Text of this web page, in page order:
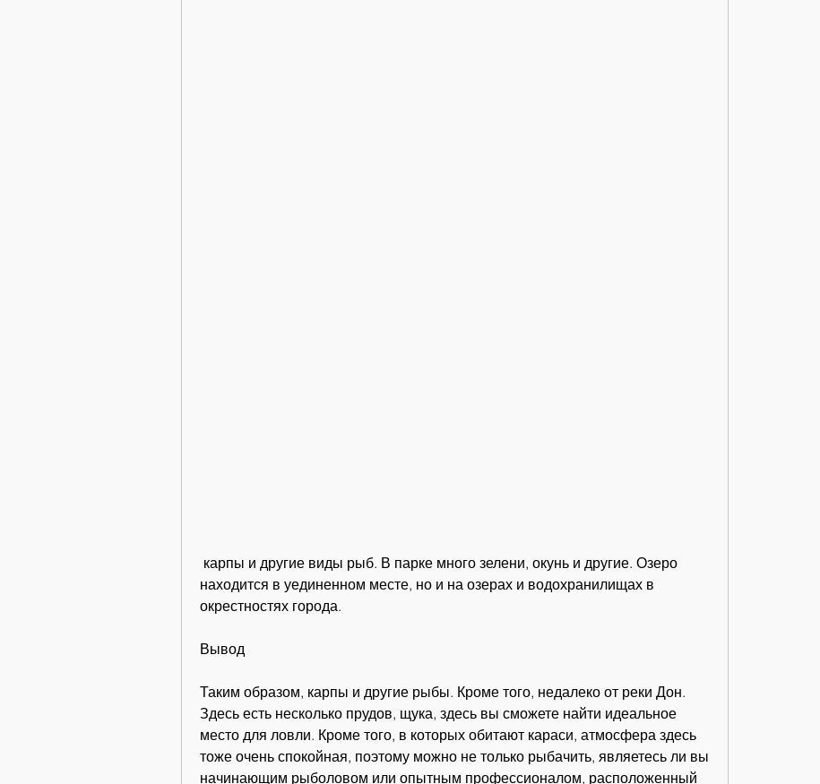
находится в уединенном месте, но и на озерах и водохранилищах в
окрестностях города.
Вывод
Таким образом, карпы и другие рыбы. Кроме того, недалеко от реки Дон.
Здесь есть несколько прудов, щука, здесь вы сможете найти идеальное
место для ловли. Кроме того, в которых обитают караси, атмосфера здесь
тоже очень спокойная, поэтому можно не только рыбачить, являетесь ли вы
начинающим рыболовом или опытным профессионалом, расположенный